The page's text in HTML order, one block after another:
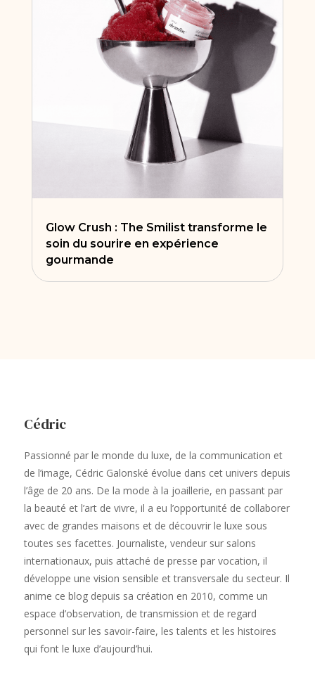
Glow Crush : The Smilist transforme le
soin du sourire en expérience
gourmande
Cédric
Passionné par le monde du luxe, de la communication et
de l’image, Cédric Galonské évolue dans cet univers depuis
l’âge de 20 ans. De la mode à la joaillerie, en passant par
la beauté et l’art de vivre, il a eu l’opportunité de collaborer
avec de grandes maisons et de découvrir le luxe sous
toutes ses facettes. Journaliste, vendeur sur salons
internationaux, puis attaché de presse par vocation, il
développe une vision sensible et transversale du secteur. Il
anime ce blog depuis sa création en 2010, comme un
espace d’observation, de transmission et de regard
personnel sur les savoir-faire, les talents et les histoires
qui font le luxe d’aujourd’hui.